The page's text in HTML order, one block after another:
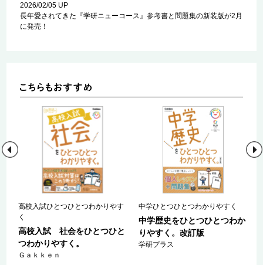
2026/02/05 UP
長年愛されてきた『学研ニューコース』参考書と問題集の新装版が2月
に発売！
高校入試ひとつひとつわかりやす
く
高校入試 社会をひとつひと
つわかりやすく。
Ｇａｋｋｅｎ
中学ひとつひとつわかりやすく
中学歴史をひとつひとつわか
りやすく。改訂版
学研プラス